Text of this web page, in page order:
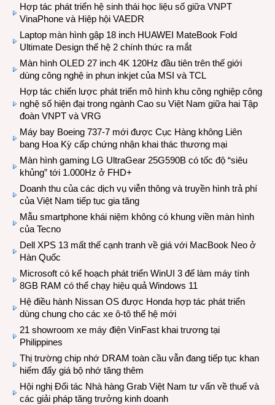
Hợp tác phát triển hệ sinh thái học liệu số giữa VNPT
VinaPhone và Hiệp hội VAEDR
Laptop màn hình gập 18 inch HUAWEI MateBook Fold
Ultimate Design thế hệ 2 chính thức ra mắt
Màn hình OLED 27 inch 4K 120Hz đầu tiên trên thế giới
dùng công nghệ in phun inkjet của MSI và TCL
Hợp tác chiến lược phát triển mô hình khu công nghiệp công
nghệ số hiện đại trong ngành Cao su Việt Nam giữa hai Tập
đoàn VNPT và VRG
Máy bay Boeing 737-7 mới được Cục Hàng không Liên
bang Hoa Kỳ cấp chứng nhận khai thác thương mại
Màn hình gaming LG UltraGear 25G590B có tốc độ “siêu
khủng” tới 1.000Hz ở FHD+
Doanh thu của các dịch vụ viễn thông và truyền hình trả phí
của Việt Nam tiếp tục gia tăng
Mẫu smartphone khái niệm không có khung viền màn hình
của Tecno
Dell XPS 13 mất thế cạnh tranh về giá với MacBook Neo ở
Hàn Quốc
Microsoft có kế hoạch phát triển WinUI 3 để làm máy tính
8GB RAM có thể chạy hiệu quả Windows 11
Hệ điều hành Nissan OS được Honda hợp tác phát triển
dùng chung cho các xe ô-tô thế hệ mới
21 showroom xe máy điện VinFast khai trương tại
Philippines
Thị trường chip nhớ DRAM toàn cầu vẫn đang tiếp tục khan
hiếm đẩy giá bộ nhớ tăng thêm
Hội nghị Đối tác Nhà hàng Grab Việt Nam tư vấn về thuế và
các giải pháp tăng trưởng kinh doanh